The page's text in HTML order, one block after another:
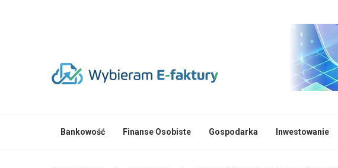
Bankowość Finanse Osobiste Gospodarka Inwestowanie